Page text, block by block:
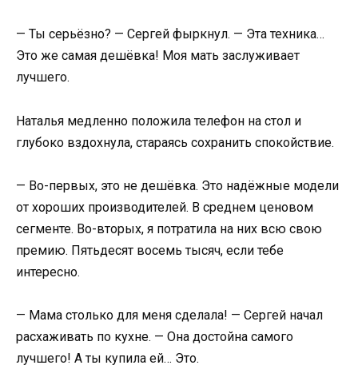
— Ты серьёзно? — Сергей фыркнул. — Эта техника…
Это же самая дешёвка! Моя мать заслуживает
лучшего.
Наталья медленно положила телефон на стол и
глубоко вздохнула, стараясь сохранить спокойствие.
— Во-первых, это не дешёвка. Это надёжные модели
от хороших производителей. В среднем ценовом
сегменте. Во-вторых, я потратила на них всю свою
премию. Пятьдесят восемь тысяч, если тебе
интересно.
— Мама столько для меня сделала! — Сергей начал
расхаживать по кухне. — Она достойна самого
лучшего! А ты купила ей… Это.